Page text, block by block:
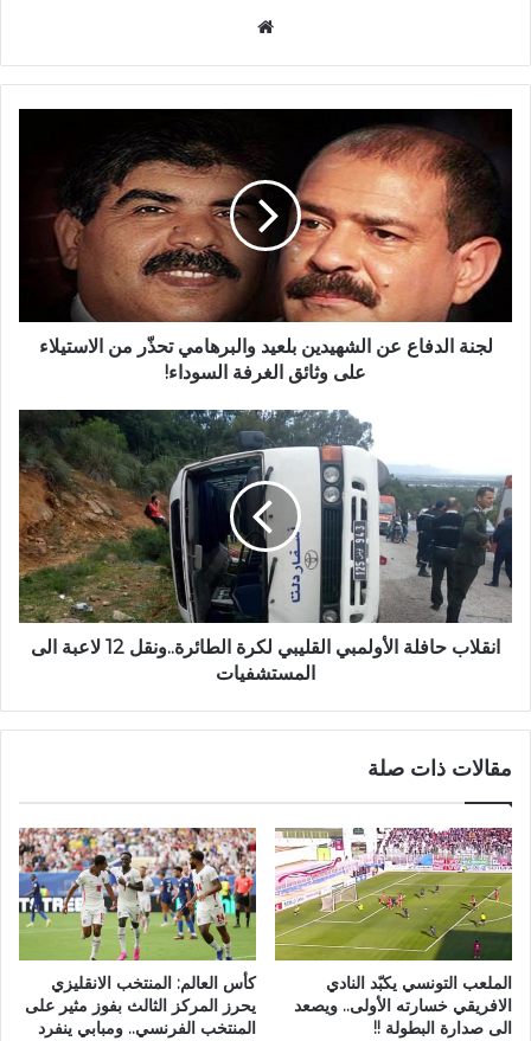
لجنة الدفاع عن الشهيدين بلعيد والبرهامي تحذّر من الاستيلاء
على وثائق الغرفة السوداء!
انقلاب حافلة الأولمبي القليبي لكرة الطائرة..ونقل 12 لاعبة الى
المستشفيات
مقالات ذات صلة
الملعب التونسي يكبّد النادي
الافريقي خسارته الأولى.. ويصعد
الى صدارة البطولة !!
كأس العالم: المنتخب الانقليزي
يحرز المركز الثالث بفوز مثير على
المنتخب الفرنسي.. ومبابي ينفرد